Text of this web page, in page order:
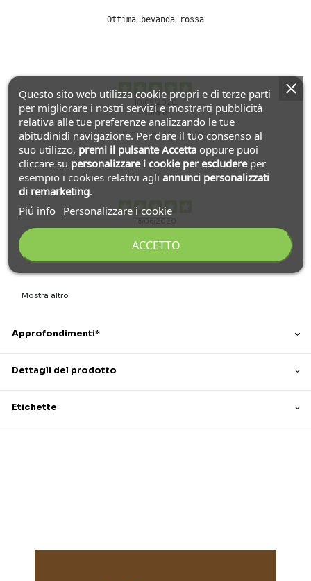
Ottima bevanda rossa
10/09/2020
laura d.
Dolce
18/06/2020
stefania m.
Mostra altro
Approfondimenti*
Dettagli del prodotto
Etichette
Questo sito web utilizza cookie propri e di terze parti
per migliorare i nostri servizi e mostrarti pubblicità
relativa alle tue preferenze analizzando le tue
abitudinidi navigazione. Per dare il tuo consenso al
suo utilizzo, premi il pulsante Accettaoppure puoi
cliccare su personalizzare i cookie per escludereper
esempio i cookies relativi agli annunci personalizzati
di remarketing.
Piú info
Personalizzare i cookie
ACCETTO